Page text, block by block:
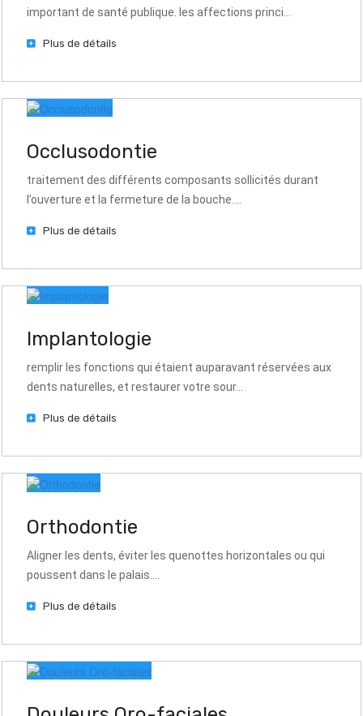
important de santé publique. les affections princi...
Plus de détails
Occlusodontie
traitement des différents composants sollicités durant
l’ouverture et la fermeture de la bouche....
Plus de détails
Implantologie
remplir les fonctions qui étaient auparavant réservées aux
dents naturelles, et restaurer votre sour...
Plus de détails
Orthodontie
Aligner les dents, éviter les quenottes horizontales ou qui
poussent dans le palais....
Plus de détails